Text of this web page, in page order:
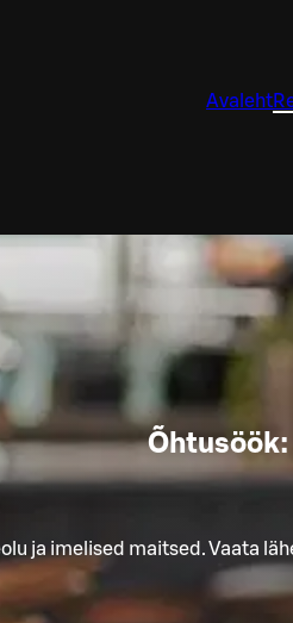
Avaleht
ja imelised maitsed. Vaata